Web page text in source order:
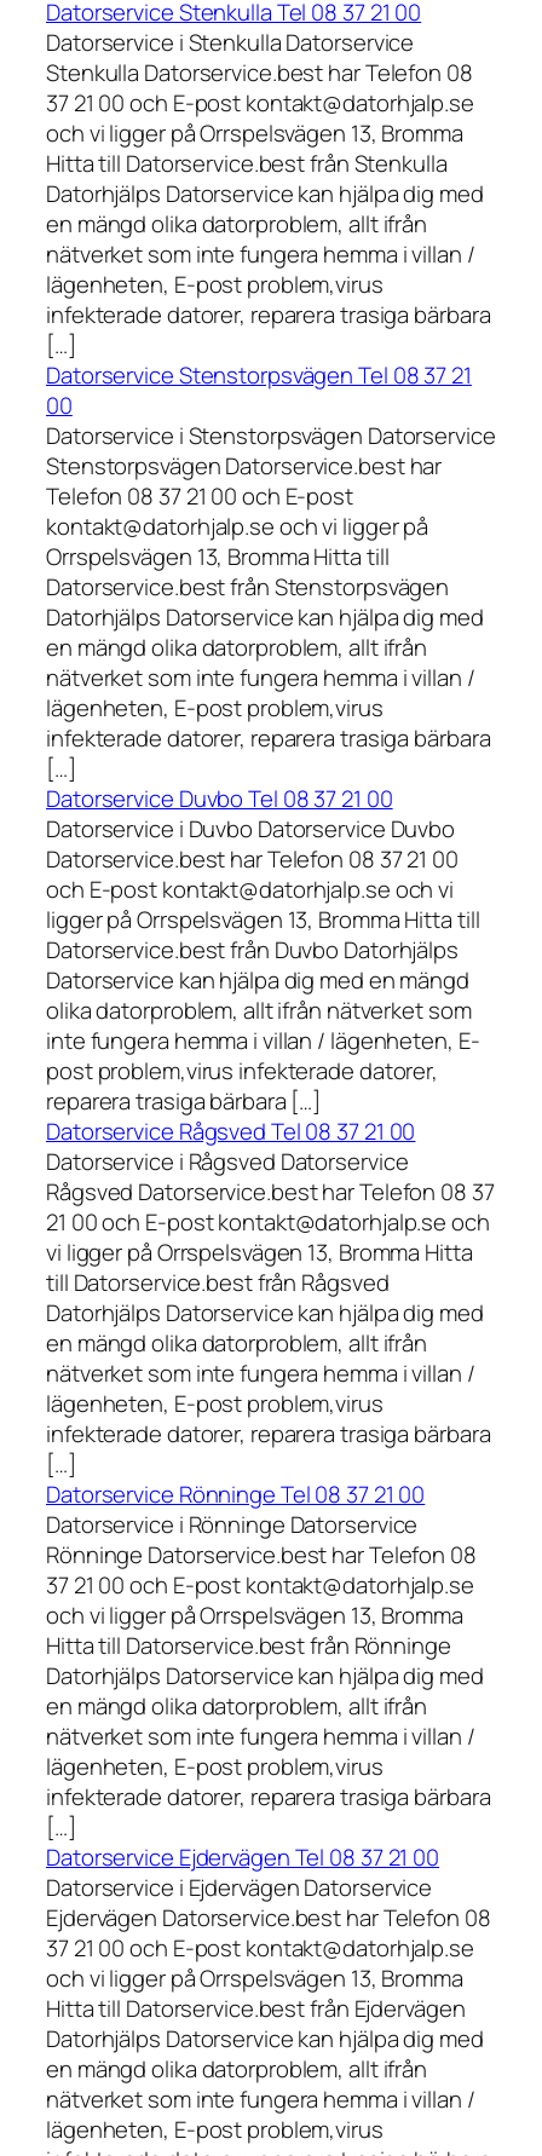
Datorservice Stenkulla Tel 08 37 21 00
Datorservice i Stenkulla Datorservice
Stenkulla Datorservice.best har Telefon 08
37 21 00 och E-post kontakt@datorhjalp.se
och vi ligger på Orrspelsvägen 13, Bromma
Hitta till Datorservice.best från Stenkulla
Datorhjälps Datorservice kan hjälpa dig med
en mängd olika datorproblem, allt ifrån
nätverket som inte fungera hemma i villan /
lägenheten, E-post problem,virus
infekterade datorer, reparera trasiga bärbara
[…]
Datorservice Stenstorpsvägen Tel 08 37 21
00
Datorservice i Stenstorpsvägen Datorservice
Stenstorpsvägen Datorservice.best har
Telefon 08 37 21 00 och E-post
kontakt@datorhjalp.se och vi ligger på
Orrspelsvägen 13, Bromma Hitta till
Datorservice.best från Stenstorpsvägen
Datorhjälps Datorservice kan hjälpa dig med
en mängd olika datorproblem, allt ifrån
nätverket som inte fungera hemma i villan /
lägenheten, E-post problem,virus
infekterade datorer, reparera trasiga bärbara
[…]
Datorservice Duvbo Tel 08 37 21 00
Datorservice i Duvbo Datorservice Duvbo
Datorservice.best har Telefon 08 37 21 00
och E-post kontakt@datorhjalp.se och vi
ligger på Orrspelsvägen 13, Bromma Hitta till
Datorservice.best från Duvbo Datorhjälps
Datorservice kan hjälpa dig med en mängd
olika datorproblem, allt ifrån nätverket som
inte fungera hemma i villan / lägenheten, E-
post problem,virus infekterade datorer,
reparera trasiga bärbara […]
Datorservice Rågsved Tel 08 37 21 00
Datorservice i Rågsved Datorservice
Rågsved Datorservice.best har Telefon 08 37
21 00 och E-post kontakt@datorhjalp.se och
vi ligger på Orrspelsvägen 13, Bromma Hitta
till Datorservice.best från Rågsved
Datorhjälps Datorservice kan hjälpa dig med
en mängd olika datorproblem, allt ifrån
nätverket som inte fungera hemma i villan /
lägenheten, E-post problem,virus
infekterade datorer, reparera trasiga bärbara
[…]
Datorservice Rönninge Tel 08 37 21 00
Datorservice i Rönninge Datorservice
Rönninge Datorservice.best har Telefon 08
37 21 00 och E-post kontakt@datorhjalp.se
och vi ligger på Orrspelsvägen 13, Bromma
Hitta till Datorservice.best från Rönninge
Datorhjälps Datorservice kan hjälpa dig med
en mängd olika datorproblem, allt ifrån
nätverket som inte fungera hemma i villan /
lägenheten, E-post problem,virus
infekterade datorer, reparera trasiga bärbara
[…]
Datorservice Ejdervägen Tel 08 37 21 00
Datorservice i Ejdervägen Datorservice
Ejdervägen Datorservice.best har Telefon 08
37 21 00 och E-post kontakt@datorhjalp.se
och vi ligger på Orrspelsvägen 13, Bromma
Hitta till Datorservice.best från Ejdervägen
Datorhjälps Datorservice kan hjälpa dig med
en mängd olika datorproblem, allt ifrån
nätverket som inte fungera hemma i villan /
lägenheten, E-post problem,virus